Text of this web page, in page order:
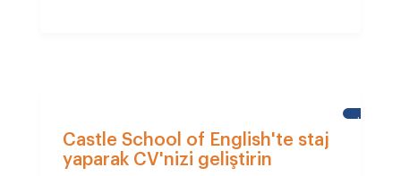
Castle School of English'te staj
yaparak CV'nizi geliştirin